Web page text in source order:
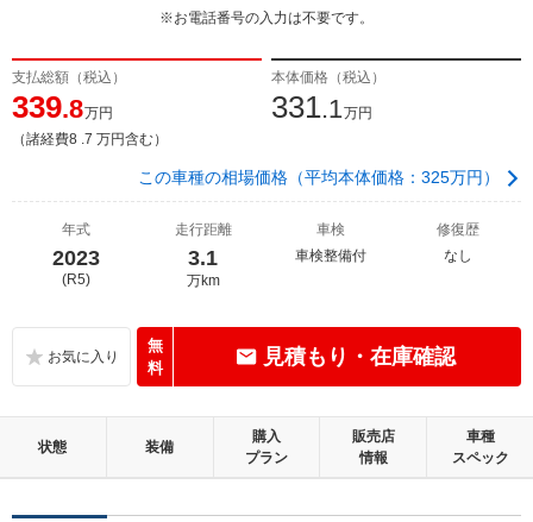
※お電話番号の入力は不要です。
支払総額（税込）
339.8万円
（諸経費8 .7 万円含む）
本体価格（税込）
331.1万円
この車種の相場価格（平均本体価格：325万円）
年式
2023
(R5)
走行距離
3.1
万km
車検
車検整備付
修復歴
なし
無
料
見積もり・在庫確認
状態 装備
購入
プラン
販売店
情報
車種
スペック